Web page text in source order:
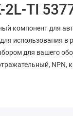
2L-TI
компонент для
использования
для вашего
NPN,